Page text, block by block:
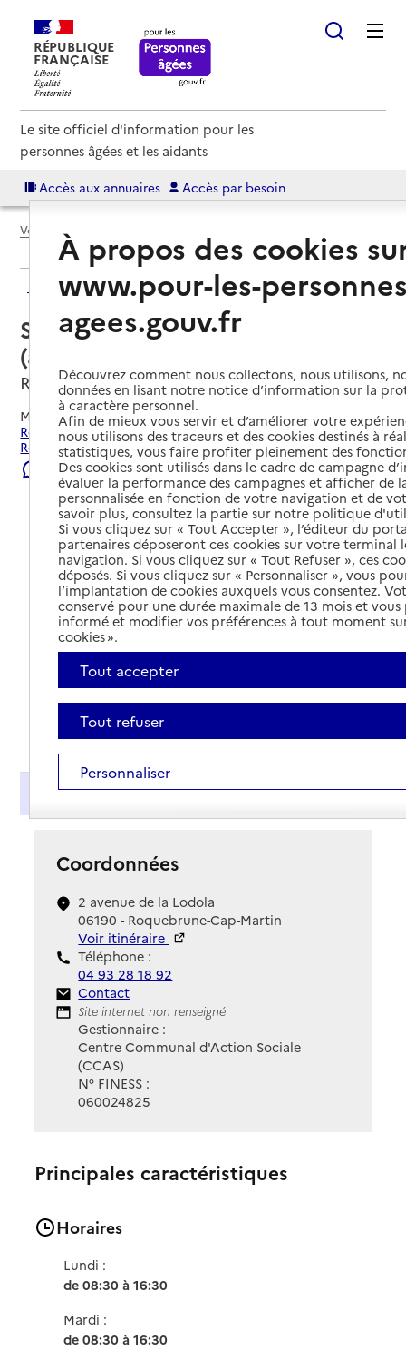
RÉPUBLIQUE
FRANÇAISE
Le site officiel d'information pour les
personnes âgées et les aidants
Accès aux annuaires Accès par besoin
Voir le fil d’Ariane
Retour aux résultats de l'annuaire
Service autonomie à domicile
(aide) – Services du CCAS
Roquebrune-Cap-Martin, ALPES-MARITIMES
Mis à jour le22/07/2026
Rechercher les établissements et services autour de
Roquebrune-Cap-Martin.
Signaler une erreur
Présentation
Coordonnées
2 avenue de la Lodola
06190 - Roquebrune-Cap-Martin
Voir itinéraire
Téléphone :
04 93 28 18 92
Contact
Contact
Site Internet
Site internet non renseigné
Gestionnaire :
Centre Communal d'Action Sociale
(CCAS)
N° FINESS :
060024825
Principales caractéristiques
Horaires
Lundi :
de 08:30 à 16:30
Mardi :
de 08:30 à 16:30
À propos des cookies
www.pour-les-
agees.gouv.fr
Découvrez comment nous collectons, nous utilisons,
données en lisant notre notice d’information sur la
à caractère personnel.
Afin de mieux vous servir et d’améliorer votre
nous utilisons des traceurs et des cookies destinés à
statistiques, vous faire profiter pleinement des
Des cookies sont utilisés dans le cadre de campagne
évaluer la performance des campagnes et afficher de
personnalisée en fonction de votre navigation et de
savoir plus, consultez la partie sur notre politique
Si vous cliquez sur « Tout Accepter », l’éditeur du
partenaires déposeront ces cookies sur votre terminal
navigation. Si vous cliquez sur « Tout Refuser », ces
déposés. Si vous cliquez sur « Personnaliser », vous
l’implantation de cookies auxquels vous consentez.
conservé pour une durée maximale de 13 mois et
informé et modifier vos préférences à tout moment
cookies ».
Tout accepter
Tout refuser
Personnaliser